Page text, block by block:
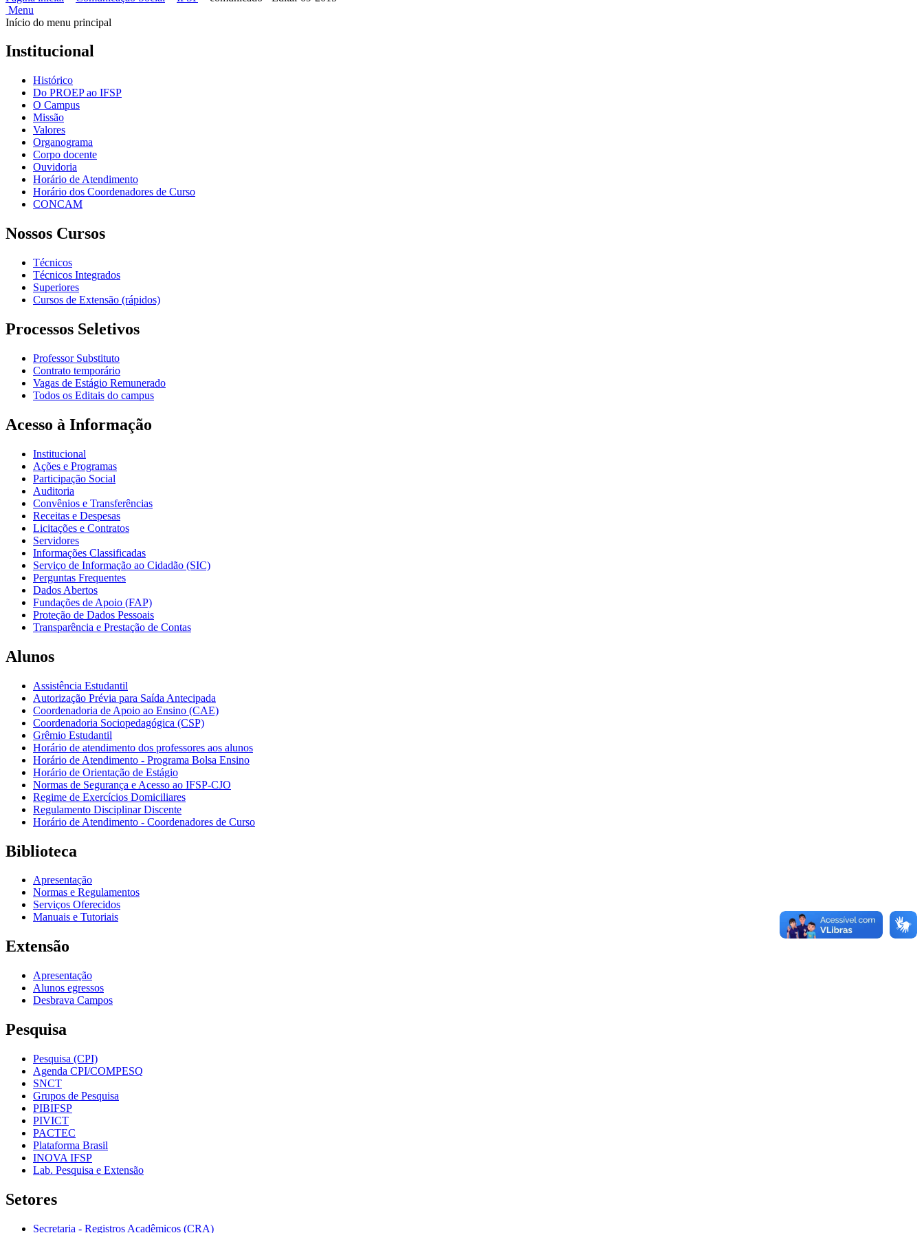
Menu
Início do menu principal
Institucional
Histórico
Do PROEP ao IFSP
O Campus
Missão
Valores
Organograma
Corpo docente
Ouvidoria
Horário de Atendimento
Horário dos Coordenadores de Curso
CONCAM
Nossos Cursos
Técnicos
Técnicos Integrados
Superiores
Cursos de Extensão (rápidos)
Processos Seletivos
Professor Substituto
Contrato temporário
Vagas de Estágio Remunerado
Todos os Editais do campus
Acesso à Informação
Institucional
Ações e Programas
Participação Social
Auditoria
Convênios e Transferências
Receitas e Despesas
Licitações e Contratos
Servidores
Informações Classificadas
Serviço de Informação ao Cidadão (SIC)
Perguntas Frequentes
Dados Abertos
Fundações de Apoio (FAP)
Proteção de Dados Pessoais
Transparência e Prestação de Contas
Alunos
Assistência Estudantil
Autorização Prévia para Saída Antecipada
Coordenadoria de Apoio ao Ensino (CAE)
Coordenadoria Sociopedagógica (CSP)
Grêmio Estudantil
Horário de atendimento dos professores aos alunos
Horário de Atendimento - Programa Bolsa Ensino
Horário de Orientação de Estágio
Normas de Segurança e Acesso ao IFSP-CJO
Regime de Exercícios Domiciliares
Regulamento Disciplinar Discente
Horário de Atendimento - Coordenadores de Curso
Biblioteca
Apresentação
Normas e Regulamentos
Serviços Oferecidos
Manuais e Tutoriais
Extensão
Apresentação
Alunos egressos
Desbrava Campos
Pesquisa
Pesquisa (CPI)
Agenda CPI/COMPESQ
SNCT
Grupos de Pesquisa
PIBIFSP
PIVICT
PACTEC
Plataforma Brasil
INOVA IFSP
Lab. Pesquisa e Extensão
Setores
Secretaria - Registros Acadêmicos (CRA)